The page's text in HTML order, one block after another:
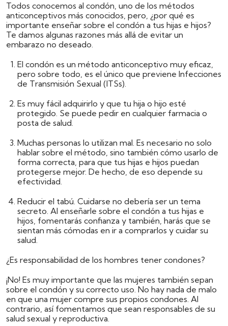
Todos conocemos al condón, uno de los métodos
anticonceptivos más conocidos, pero, ¿por qué es
importante enseñar sobre el condón a tus hijas e hijos?
Te damos algunas razones más allá de evitar un
embarazo no deseado.
El condón es un método anticonceptivo muy eficaz,
pero sobre todo, es el único que previene Infecciones
de Transmisión Sexual (ITSs).
Es muy fácil adquirirlo y que tu hija o hijo esté
protegido. Se puede pedir en cualquier farmacia o
posta de salud.
Muchas personas lo utilizan mal. Es necesario no solo
hablar sobre el método, sino también cómo usarlo de
forma correcta, para que tus hijas e hijos puedan
protegerse mejor. De hecho, de eso depende su
efectividad.
Reducir el tabú. Cuidarse no debería ser un tema
secreto. Al enseñarle sobre el condón a tus hijas e
hijos, fomentarás confianza y también, harás que se
sientan más cómodas en ir a comprarlos y cuidar su
salud.
¿Es responsabilidad de los hombres tener condones?
¡No! Es muy importante que las mujeres también sepan
sobre el condón y su correcto uso. No hay nada de malo
en que una mujer compre sus propios condones. Al
contrario, así fomentamos que sean responsables de su
salud sexual y reproductiva.